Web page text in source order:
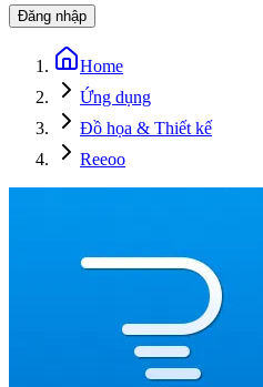
Đăng nhập
Home
Ứng dụng
Đồ họa & Thiết kế
Reeoo